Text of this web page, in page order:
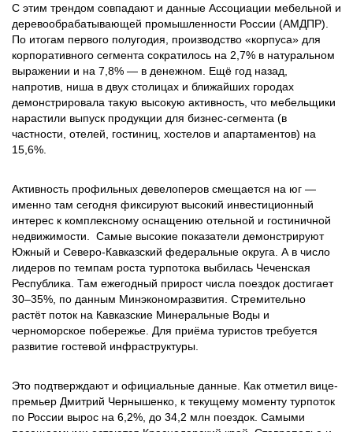
С этим трендом совпадают и данные Ассоциации мебельной и
деревообрабатывающей промышленности России (АМДПР).
По итогам первого полугодия, производство «корпуса» для
корпоративного сегмента сократилось на 2,7% в натуральном
выражении и на 7,8% — в денежном. Ещё год назад,
напротив, ниша в двух столицах и ближайших городах
демонстрировала такую высокую активность, что мебельщики
нарастили выпуск продукции для бизнес-сегмента (в
частности, отелей, гостиниц, хостелов и апартаментов) на
15,6%.
Активность профильных девелоперов смещается на юг —
именно там сегодня фиксируют высокий инвестиционный
интерес к комплексному оснащению отельной и гостиничной
недвижимости. Самые высокие показатели демонстрируют
Южный и Северо-Кавказский федеральные округа. А в число
лидеров по темпам роста турпотока выбилась Чеченская
Республика. Там ежегодный прирост числа поездок достигает
30–35%, по данным Минэкономразвития. Стремительно
растёт поток на Кавказские Минеральные Воды и
черноморское побережье. Для приёма туристов требуется
развитие гостевой инфраструктуры.
Это подтверждают и официальные данные. Как отметил вице-
премьер Дмитрий Чернышенко, к текущему моменту турпоток
по России вырос на 6,2%, до 34,2 млн поездок. Самыми